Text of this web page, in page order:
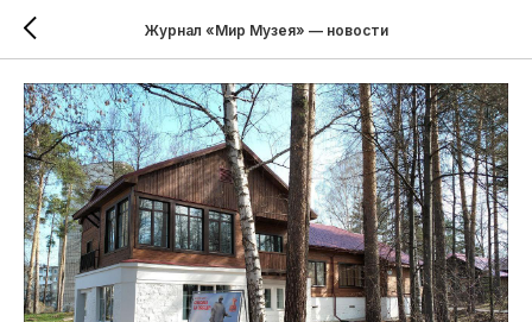
Журнал «Мир Музея» — новости